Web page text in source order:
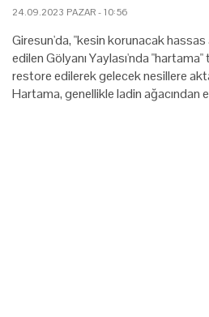
24.09.2023 PAZAR - 10:56
Giresun'da, "kesin korunacak
edilen Gölyanı Yaylası'nda
restore edilerek gelecek nesillere
Hartama, genellikle ladin ağacından